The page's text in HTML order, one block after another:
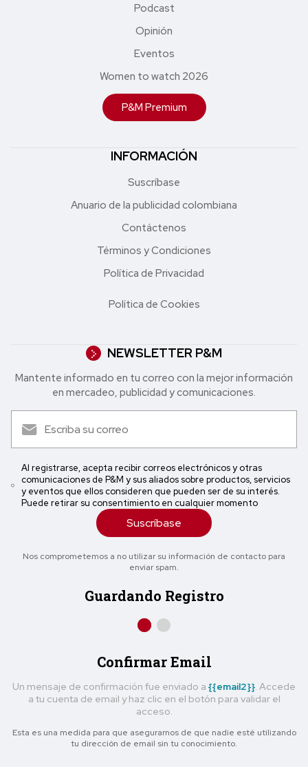
Podcast
Opinión
Eventos
Women to watch 2026
P&M Premium
INFORMACIÓN
Suscríbase
Anuario de la publicidad colombiana
Contáctenos
Términos y Condiciones
Política de Privacidad
Política de Cookies
NEWSLETTER P&M
Mantente informado en tu correo con la mejor in formación
en mercadeo, publicidad y comunicaciones.
Al registrarse, acepta recibir correos electrónicos y otras
comunicaciones de P&M y sus aliados sobre productos, servicios
y eventos que ellos consideren que pueden ser de su interés.
Puede retirar su consentimiento en cualquier momento
Suscríbase
Nos comprometemos a no utilizar su información de contacto para
enviar spam.
Guardando Registro
Confirmar Email
Un mensaje de confirmación fue enviado a {{email2}}. Accede
a tu cuenta de email y haz clic en el botón para validar el
acceso.
Esta es una medida para que asegurarnos de que nadie esté utilizando
tu dirección de email sin tu conocimiento.